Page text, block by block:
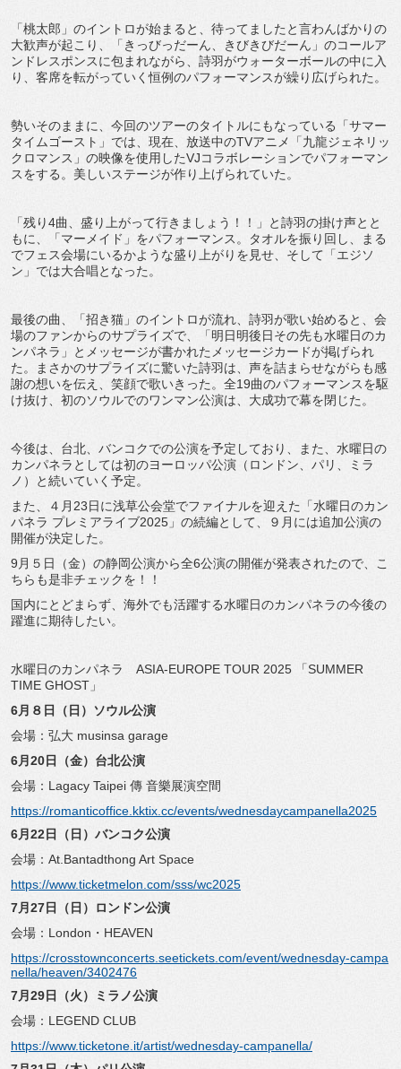
「桃太郎」のイントロが始まると、待ってましたと言わんばかりの
大歓声が起こり、「きっびっだーん、きびきびだーん」のコールア
ンドレスポンスに包まれながら、詩羽がウォーターボールの中に入
り、客席を転がっていく恒例のパフォーマンスが繰り広げられた。
勢いそのままに、今回のツアーのタイトルにもなっている「サマー
タイムゴースト」では、現在、放送中のTVアニメ「九龍ジェネリッ
クロマンス」の映像を使用したVJコラボレーションでパフォーマン
スをする。美しいステージが作り上げられていた。
「残り4曲、盛り上がって行きましょう！！」と詩羽の掛け声とと
もに、「マーメイド」をパフォーマンス。タオルを振り回し、まる
でフェス会場にいるかような盛り上がりを見せ、そして「エジソ
ン」では大合唱となった。
最後の曲、「招き猫」のイントロが流れ、詩羽が歌い始めると、会
場のファンからのサプライズで、「明日明後日その先も水曜日のカ
ンパネラ」とメッセージが書かれたメッセージカードが掲げられ
た。まさかのサプライズに驚いた詩羽は、声を詰まらせながらも感
謝の想いを伝え、笑顔で歌いきった。全19曲のパフォーマンスを駆
け抜け、初のソウルでのワンマン公演は、大成功で幕を閉じた。
今後は、台北、バンコクでの公演を予定しており、また、水曜日の
カンパネラとしては初のヨーロッパ公演（ロンドン、パリ、ミラ
ノ）と続いていく予定。
また、４月23日に浅草公会堂でファイナルを迎えた「水曜日のカン
パネラ プレミアライブ2025」の続編として、９月には追加公演の
開催が決定した。
9月５日（金）の静岡公演から全6公演の開催が発表されたので、こ
ちらも是非チェックを！！
国内にとどまらず、海外でも活躍する水曜日のカンパネラの今後の
躍進に期待したい。
水曜日のカンパネラ ASIA-EUROPE TOUR 2025 「SUMMER
TIME GHOST」
6月８日（日）ソウル公演
会場：弘大 musinsa garage
6月20日（金）台北公演
会場：Lagacy Taipei 傳 音樂展演空間
https://romanticoffice.kktix.cc/events/wednesdaycampanella2025
6月22日（日）バンコク公演
会場：At.Bantadthong Art Space
https://www.ticketmelon.com/sss/wc2025
7月27日（日）ロンドン公演
会場：London・HEAVEN
https://crosstownconcerts.seetickets.com/event/wednesday-campa
nella/heaven/3402476
7月29日（火）ミラノ公演
会場：LEGEND CLUB
https://www.ticketone.it/artist/wednesday-campanella/